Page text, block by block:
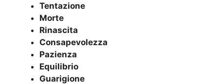
Tentazione
Morte
Rinascita
Consapevolezza
Pazienza
Equilibrio
Guarigione